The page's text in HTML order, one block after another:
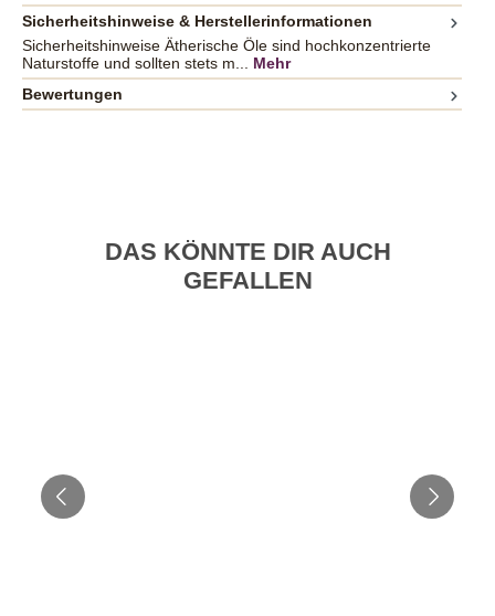
Sicherheitshinweise & Herstellerinformationen
Sicherheitshinweise Ätherische Öle sind hochkonzentrierte
Naturstoffe und sollten stets m... Mehr
Bewertungen
DAS KÖNNTE DIR AUCH
GEFALLEN